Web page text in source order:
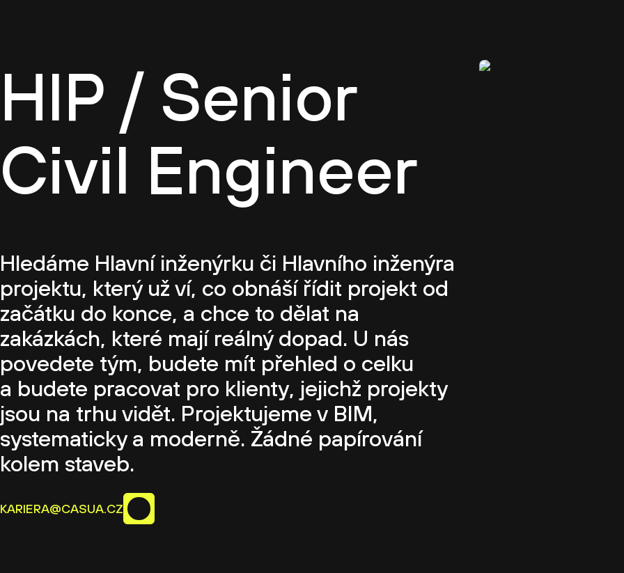
HIP / Senior
Civil Engineer
Hledáme Hlavní inženýrku či Hlavního inženýra
projektu, který už ví, co obnáší řídit projekt od
začátku do konce, a chce to dělat na
zakázkách, které mají reálný dopad. U nás
povedete tým, budete mít přehled o celku
a budete pracovat pro klienty, jejichž projekty
jsou na trhu vidět. Projektujeme v BIM,
systematicky a moderně. Žádné papírování
kolem staveb.
KARIERA@CASUA.CZ